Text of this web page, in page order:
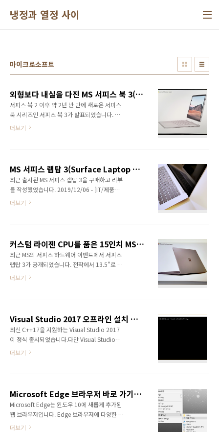
냉정과 열정 사이
마이크로소프트
외형보다 내실을 다진 MS 서피스 북 3(Surface Book 3)
서피스 북 2 이후 약 2년 반 만에 새로운 서피스
북 시리즈인 서피스 북 3가 발표되었습니다. 독
특한 형태의 힌지와 탈부착이 가능한 특성을 그
구매한 서피스 북 3 15인치를 살펴보겠습니다.
탈부착이 가능한 서피스 북의 특징을 잘 보여주
는 박스입니다. 서피스 북 3 15인치의 무게는 약
1,905g이기 때문에 묵직함이 느껴집니다. 박스
후면에는 간략한 사양이 표기되어 있습니다. 와
로 업그레이드가 되었습니다. 다만 아쉽게도 개
Edition이 설치되어 있습니다. 회색의..
더보기
MS 서피스 랩탑 3(Surface Laptop 3) 15인치 벤치마크 성능
최근 출시된 MS 서피스 랩탑 3을 구매하고 리뷰
를 작성했었습니다. 2019/12/06 - [IT/제품리
뷰] - 커스텀 라이젠 CPU를 품은 15인치 MS 서
더보기
커스텀 라이젠 CPU를 품은 15인치 MS 서피스 랩탑 3(Surface Laptop 3)
최근 MS의 서피스 하드웨어 이벤트에서 서피스
랩탑 3가 공개되었습니다. 전작에서 13.5"로 출
시되었는데 이번에는 13.5"와 15"로 각각 출시
랩탑이 박스에 포장돼서 배송되었습니다. 서피
스 랩탑 3은 알칸타라와 메탈 재질을 선택할 수
있는데 사양에 따라 선택지가 달라집니다. 알칸
타라는 Colbalt Blue, Platinum 색상을, 메탈
있습니다. 제가 구매한 제품은 메탈 재질의
질입니다. 실제 제품..
더보기
Visual Studio 2017 오프라인 설치 방법
최신 C++17을 지원하는 Visual Studio 2017
이 정식 출시되었습니다.다만 Visual Studio
2017는 ISO를 통한 오프라인 설치를 제공하지
다.https://www.visualstudio.com/downloads/Visual
Studio 2017 Community는 무료로 사용할 수
있기 때문에 다운로드를 합니다.설치 파일은 온
라인을 통해서 패키지를 가져오기 때문에 용량
더보기
Microsoft Edge 브라우저 바로 가기(shortcut) 생성
Microsoft Edge는 윈도우 10에 새롭게 추가된
웹 브라우저입니다. Edge 브라우저에 다양한 확
장 기능이 생기면서 사용이 좀 더 편리해졌습니
더보기